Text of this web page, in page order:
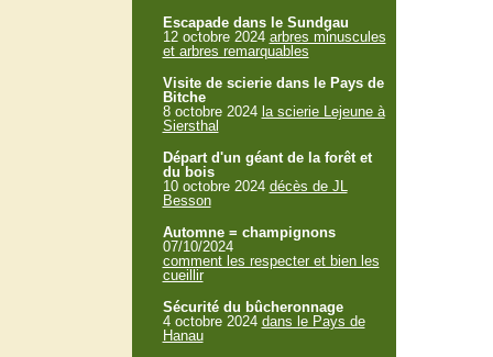
Escapade dans le Sundgau
12 octobre 2024 arbres minuscules
et arbres remarquables
Visite de scierie dans le Pays de
Bitche
8 octobre 2024 la scierie Lejeune à
Siersthal
Départ d'un géant de la forêt et
du bois
10 octobre 2024 décès de JL
Besson
Automne = champignons
07/10/2024
comment les respecter et bien les
cueillir
Sécurité du bûcheronnage
4 octobre 2024 dans le Pays de
Hanau